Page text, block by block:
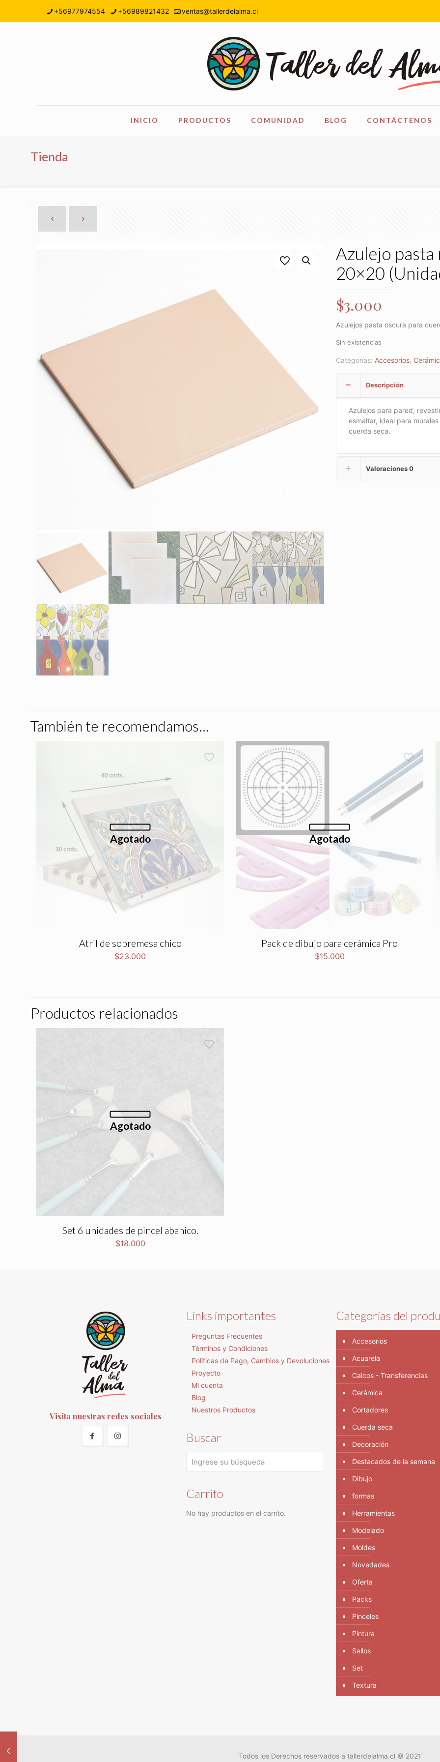
+56977974554 +56989821432 ventas@tallerdelalma.cl
INICIO PRODUCTOS COMUNIDAD BLOG CONTÁCTENOS
Tienda
Azulejo pasta
20×20
$3.000
Azulejos pasta oscura para
Sin existencias
Categorías: Accesorios,
Descripción
Azulejos para pared,
esmaltar, ideal para
cuerda seca.
Valoraciones0
También te recomendamos…
Agotado
Atril de sobremesa chico
$23.000
Agotado
Pack de dibujo para cerámica Pro
$15.000
Productos relacionados
Agotado
Set 6 unidades de pincel abanico.
$18.000
Visita nuestras redes sociales
Links importantes
Preguntas Frecuentes
Términos y Condiciones
Políticas de Pago, Cambios y Devoluciones
Proyecto
Mi cuenta
Blog
Nuestros Productos
Buscar
Carrito
No hay productos en el carrito.
Categorías del
Accesorios
Acuarela
Calcos - Transferencias
Cerámica
Cortadores
Cuerda seca
Decoración
Destacados de la semana
Dibujo
formas
Herramientas
Modelado
Moldes
Novedades
Oferta
Packs
Pinceles
Pintura
Sellos
Set
Textura
Todos los Derechos reservados a tallerdelalma.cl © 2021